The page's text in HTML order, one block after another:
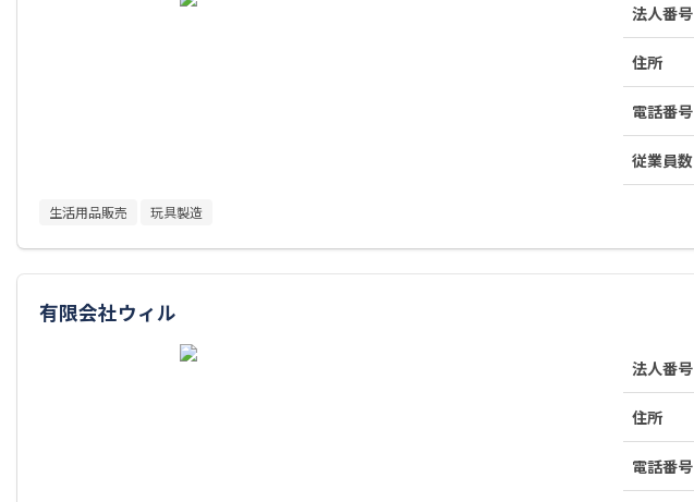
法人番号
住所
電話番号
従業員数
生活用品販売 玩具製造
有限会社ウィル
法人番号
住所
電話番号